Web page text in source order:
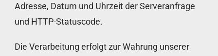
Adresse, Datum und Uhrzeit der Serveranfrage
und HTTP-Statuscode.
Die Verarbeitung erfolgt zur Wahrung unserer